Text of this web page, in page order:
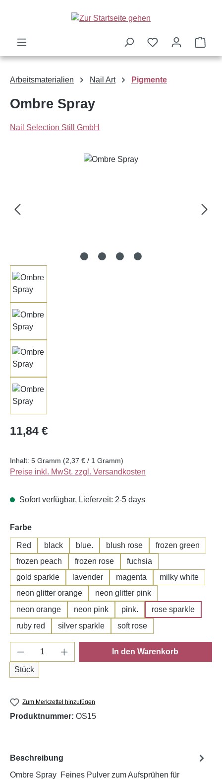
Zum Hauptinhalt springen
Arbeitsmaterialien Nail Art Pigmente
Ombre Spray
Nail Selection Still GmbH
Bildergalerie überspringen
Regulärer Preis:
11,84 €
Inhalt: 5 Gramm (2,37 € / 1 Gramm)
Preise inkl. MwSt. zzgl. Versandkosten
Sofort verfügbar, Lieferzeit: 2-5 days
Farbeauswählen
Red black blue. blush rose
frozen green
frozen peach
frozen rose
fuchsia
gold sparkle
lavender magenta
milky white
neon glitter orange
neon glitter pink
neon orange
neon pink pink.
rose sparkle
ruby red
silver sparkle soft rose
Produkt Anzahl: Gib den gewünschten
Stück
In den Warenkorb
Zum Merkzettel hinzufügen
Produktnummer: OS15
Beschreibung
Ombre Spray Feines Pulver zum Aufsprühen für